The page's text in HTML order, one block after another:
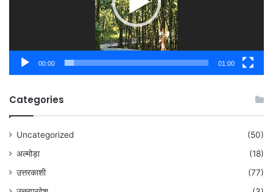
00:00 01:00
Categories
Uncategorized
(50)
अल्मोड़ा
(18)
उत्तरकाशी
(77)